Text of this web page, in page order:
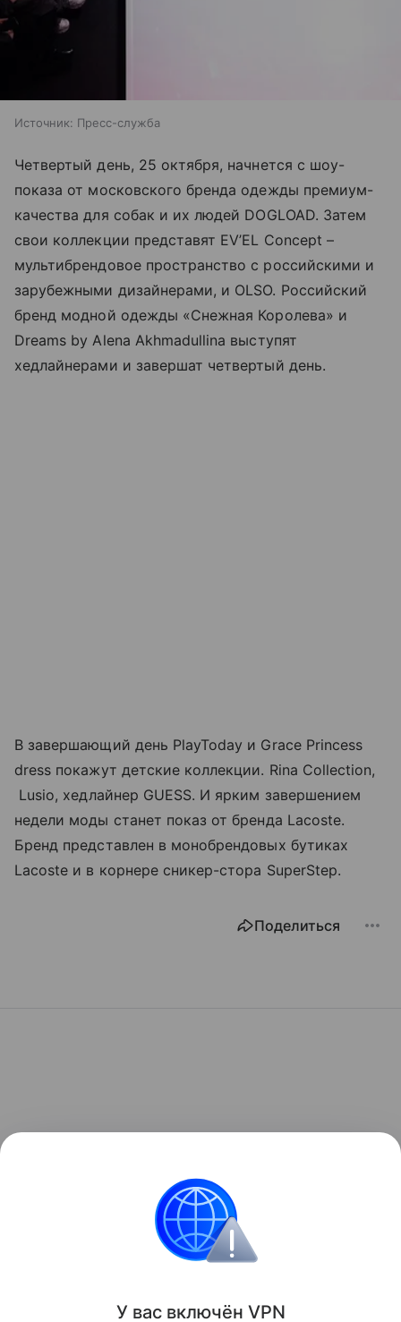
Источник: Пресс-служба
Четвертый день, 25 октября, начнется с шоу-
показа от московского бренда одежды премиум-
качества для собак и их людей DOGLOAD. Затем
свои коллекции представят EV’EL Concept –
мультибрендовое пространство с российскими и
зарубежными дизайнерами, и OLSO. Российский
бренд модной одежды «Снежная Королева» и
Dreams by Alena Akhmadullina выступят
хедлайнерами и завершат четвертый день.
В завершающий день PlayToday и Grace Princess
dress покажут детские коллекции. Rina Collection,
Lusio, хедлайнер GUESS. И ярким завершением
недели моды станет показ от бренда Lacoste.
Бренд представлен в монобрендовых бутиках
Lacoste и в корнере сникер-стора SuperStep.
Поделиться
У вас включён VPN